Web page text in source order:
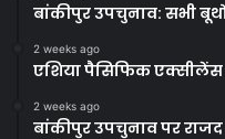
बांकीपुर उपचुनाव: सभी
2 weeks ago
एशिया पैसिफिक एक्सीलेंस
2 weeks ago
बांकीपुर उपचुनाव पर